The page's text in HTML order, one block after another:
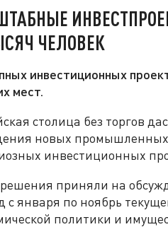
ЧЕЛОВЕК
инвестиционных
мест.
столица без торгов
новых
инвестиционных
приняли на
с января по ноябрь
политики и